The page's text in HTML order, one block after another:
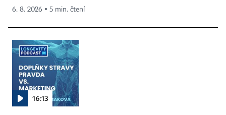
6. 8. 2026 ▪ 5 min. čtení
16:13